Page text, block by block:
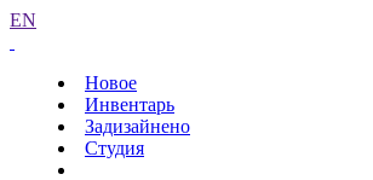
EN
Новое
Инвентарь
Задизайнено
Студия